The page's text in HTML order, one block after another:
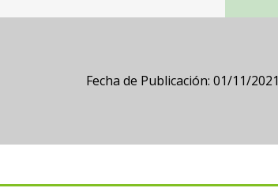
Fecha de Publicación: 01/11/2021